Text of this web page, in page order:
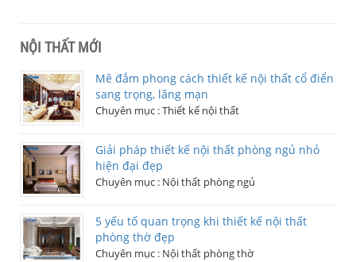
NỘI THẤT MỚI
Mê đắm phong cách thiết kế nội thất cổ điển
sang trọng, lãng mạn
Chuyên mục :Thiết kế nội thất
Giải pháp thiết kế nội thất phòng ngủ nhỏ
hiện đại đẹp
Chuyên mục : Nội thất phòng ngủ
5 yếu tố quan trọng khi thiết kế nội thất
phòng thờ đẹp
Chuyên mục : Nội thất phòng thờ